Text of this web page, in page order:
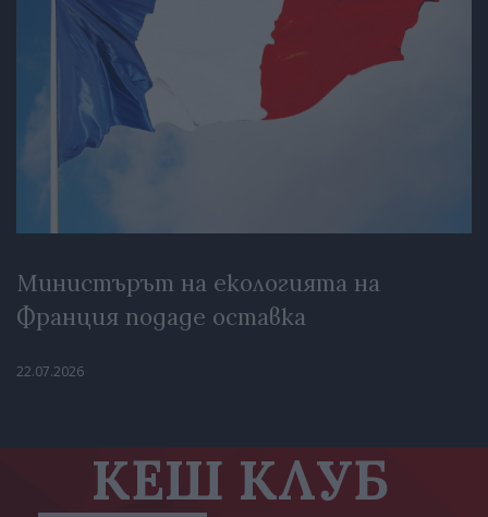
Министърът на екологията на
Франция подаде оставка
22.07.2026
КЕШ КЛУБ